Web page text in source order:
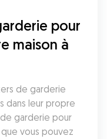
pour
maison à
de garderie
dans leur propre
garderie pour
vous pouvez